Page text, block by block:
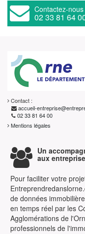
Contactez-nous
02 33 81 64
Contact :
accueil-
02 33 81 64 00
Mentions légales
Un
aux
Pour faciliter votre
de données
en temps réel par les
Agglomérations de
professionnels de